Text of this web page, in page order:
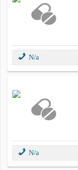
N/a
N/a